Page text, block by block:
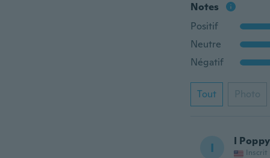
Notes
Positif
Neutre
Négatif
Tout Photo
I I Poppy
Inscrit